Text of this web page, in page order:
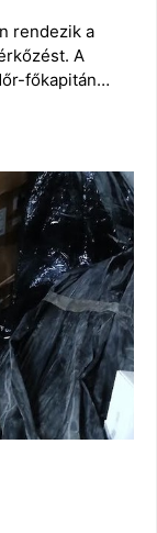
rendezik a
A
főkapitán…